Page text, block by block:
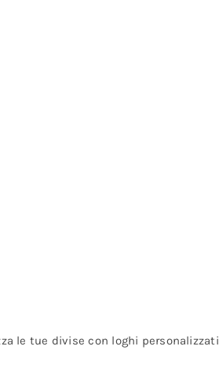
le tue divise con loghi personalizzati